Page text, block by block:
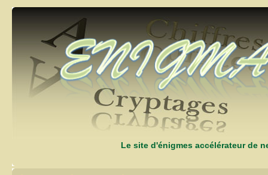
Le site d'énigmes accélérateur de